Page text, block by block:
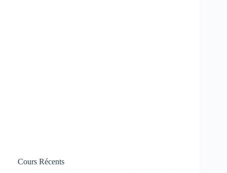
Cours Récents